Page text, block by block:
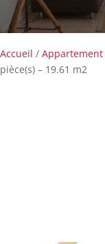
Accueil / Appartement
pièce(s) – 19.61 m2